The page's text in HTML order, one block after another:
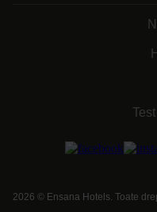
2026 © Ensana Hotels. Toate